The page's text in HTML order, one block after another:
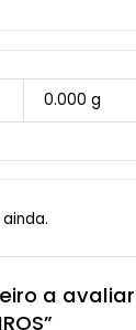
0.000 g
a avaliar